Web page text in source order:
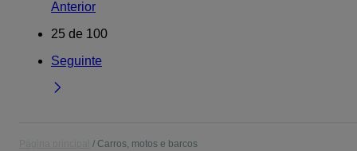
Anterior
25 de 100
Seguinte
Carros, motos e barcos